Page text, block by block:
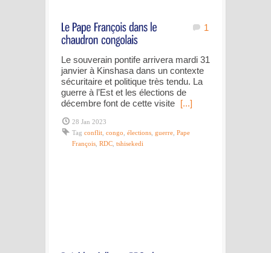
1
Le souverain pontife arrivera mardi 31
janvier à Kinshasa dans un contexte
sécuritaire et politique très tendu. La
guerre à l’Est et les élections de
décembre font de cette visite [...]
28 Jan 2023
Tag conflit congo élections guerre Pape
François RDC tshisekedi